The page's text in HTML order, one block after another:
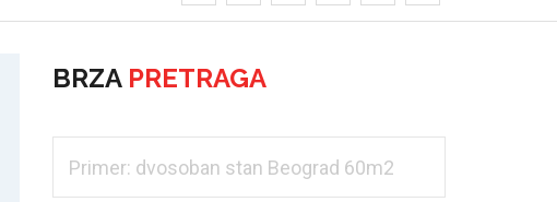
BRZAPRETRAGA